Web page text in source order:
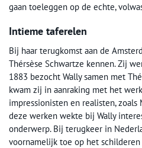
gaan toeleggen op de echte,
Intieme taferelen
Bij haar terugkomst aan de
Thérsèse Schwartze kennen. Zij
1883 bezocht Wally samen met
kwam zij in aanraking met het
impressionisten en realisten,
deze werken wekte bij Wally
onderwerp. Bij terugkeer in
voornamelijk toe op het